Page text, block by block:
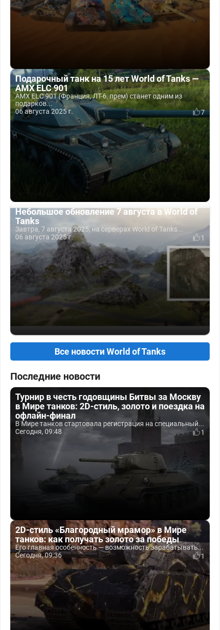
Подарочный танк на 15 лет World of Tanks —
AMX ELC 901
AMX ELC 901 (Франция, ЛТ-6, прем) станет одним из
подарков...
06 августа 2025 г.
7
Небольшое обновление 7 августа в World of
Tanks
Завтра, 7 августа 2025, на серверах World of Tanks...
06 августа 2025 г.
1
Все новости World of Tanks
Последние новости
Турнир в честь годовщины Битвы за Москву
в Мире танков: 2D-стиль, золото и поездка на
офлайн-финал
В Мире танков стартовала регистрация на специальный...
Сегодня, 09:48
1
2D-стиль «Благородный мрамор» в Мире
танков: как получать золото за победы
Его главная особенность — возможность зарабатывать...
Сегодня, 09:36
1